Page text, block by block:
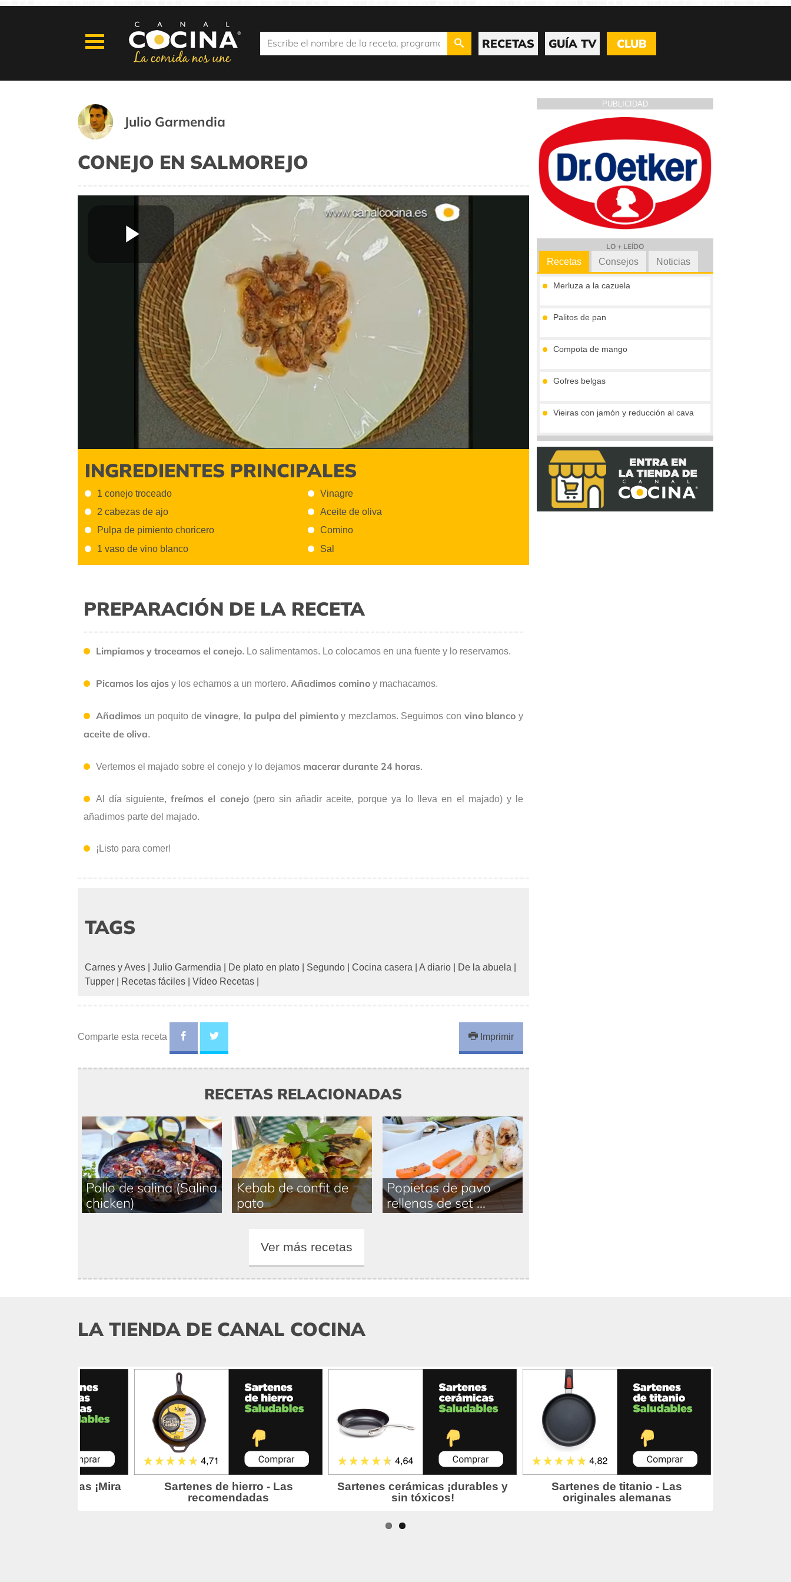
RECETAS GUÍA TV CLUB
Julio Garmendia
CONEJO EN SALMOREJO
Play
Video
INGREDIENTES PRINCIPALES
1 conejo troceado
2 cabezas de ajo
Pulpa de pimiento choricero
1 vaso de vino blanco
Vinagre
Aceite de oliva
Comino
Sal
PREPARACIÓN DE LA RECETA
Limpiamos y troceamos el conejo. Lo salimentamos. Lo colocamos en una fuente y lo reservamos.
Picamos los ajos y los echamos a un mortero. Añadimos comino y machacamos.
Añadimos un poquito devinagre, la pulpa del pimientoy mezclamos. Seguimos con vino blanco y
aceite de oliva.
Vertemos el majado sobre el conejo y lo dejamos macerar durante 24 horas.
Al día siguiente,freímos el conejo(pero sin añadir aceite, porque ya lo lleva en el majado) y le
añadimos parte del majado.
¡Listo para comer!
TAGS
Carnes y Aves Julio Garmendia De plato en plato Segundo Cocina casera A diario De la abuela
Tupper
Recetas fáciles Vídeo Recetas
Comparte esta receta Imprimir
RECETAS RELACIONADAS
Pollo de salina (Salina
chicken)
Kebab de confit de
pato
Popietas de pavo
rellenas de set ...
Ver más recetas
PUBLICIDAD
LO + LEÍDO
Recetas
Merluza a la cazuela
Palitos de pan
Compota de mango
Gofres belgas
Vieiras con jamón y reducción al cava
Tronco de chocolate y turrón (sin gluten)
Consejos Noticias
LA TIENDA DE CANAL COCINA